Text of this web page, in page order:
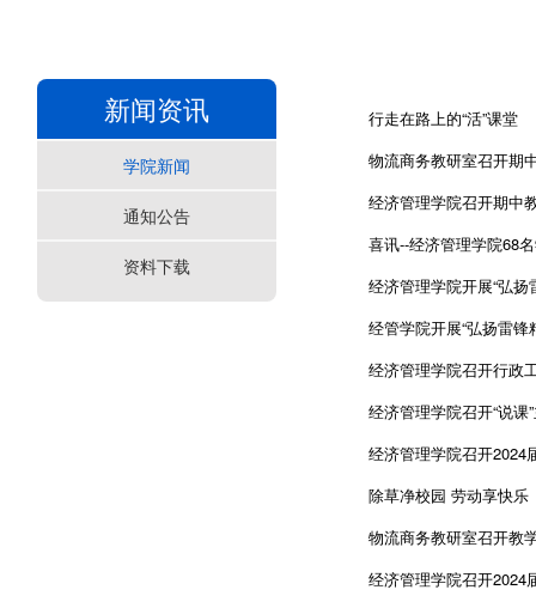
新闻资讯
学院新闻
通知公告
资料下载
行走在路上的“活”课堂
物流商务教研室召开期
经济管理学院召开期中
喜讯--经济管理学院68
经济管理学院开展“弘
经管学院开展“弘扬雷
经济管理学院召开行政
经济管理学院召开“说课
经济管理学院召开2024
除草净校园 劳动享快乐
物流商务教研室召开教
经济管理学院召开2024